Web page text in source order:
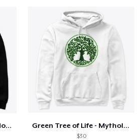
Gold Tree of Life - Mythology Merch Green Tree of Life - Mythology Merch
$30